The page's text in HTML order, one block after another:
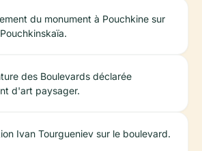
du monument à Pouchkine sur
des Boulevards déclarée
d'art paysager.
Ivan Tourgueniev sur le boulevard.